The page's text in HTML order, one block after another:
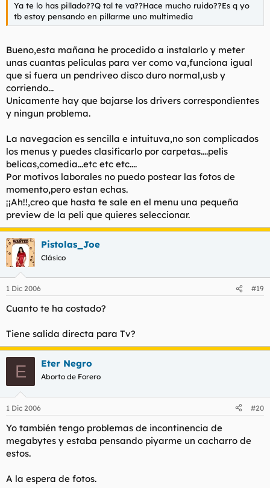
Ya te lo has pillado??Q tal te va??Hace mucho ruido??Es q yo
tb estoy pensando en pillarme uno multimedia
Bueno,esta mañana he procedido a instalarlo y meter
unas cuantas peliculas para ver como va,funciona igual
que si fuera un pendriveo disco duro normal,usb y
corriendo...
Unicamente hay que bajarse los drivers correspondientes
y ningun problema.
La navegacion es sencilla e intuituva,no son complicados
los menus y puedes clasificarlo por carpetas....pelis
belicas,comedia...etc etc etc....
Por motivos laborales no puedo postear las fotos de
momento,pero estan echas.
¡¡Ah!!,creo que hasta te sale en el menu una pequeña
preview de la peli que quieres seleccionar.
Pistolas_Joe
Clásico
1 Dic 2006 #19
Cuanto te ha costado?
Tiene salida directa para Tv?
E Eter Negro
Aborto de Forero
1 Dic 2006 #20
Yo también tengo problemas de incontinencia de
megabytes y estaba pensando piyarme un cacharro de
estos.
A la espera de fotos.